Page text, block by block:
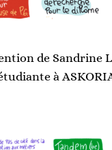
de Sandrine
à